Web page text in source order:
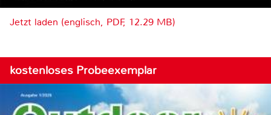
Jetzt laden (englisch, PDF, 12.29 MB)
kostenloses Probeexemplar